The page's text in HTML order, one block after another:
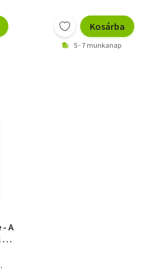
Kosárba
5 - 7 munkanap
A
a